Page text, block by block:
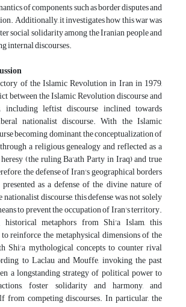
of components such as border disputes and
Additionally, it investigates how this war was
social solidarity among the Iranian people and
internal discourses.
of the Islamic Revolution in Iran in 1979,
between the Islamic Revolution discourse and
including leftist discourse inclined towards
nationalist discourse. With the Islamic
becoming dominant, the conceptualization of
a religious genealogy and reflected as a
(the ruling Ba'ath Party in Iraq) and true
the defense of Iran's geographical borders
as a defense of the divine nature of
discourse, this defense was not solely
to prevent the occupation of Iran's territory.
historical metaphors from Shi'a Islam, this
reinforce the metaphysical dimensions of the
Shi'a mythological concepts to counter rival
to Laclau and Mouffe, invoking the past
a longstanding strategy of political power to
foster solidarity and harmony, and
from competing discourses. In particular, the